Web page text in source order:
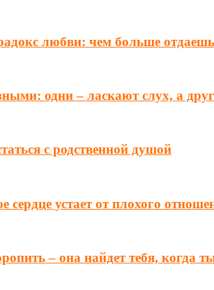
любви: чем больше
одни – ласкают слух, а
с родственной душой
сердце устает от плохого
– она найдет тебя, когда